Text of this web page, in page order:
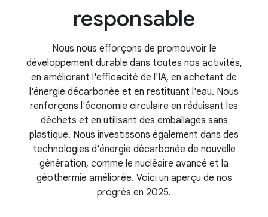
responsable
Nous nous efforçons de promouvoir le
développement durable dans toutes nos activités,
en améliorant l'efficacité de l'IA, en achetant de
l'énergie décarbonée et en restituant l'eau. Nous
renforçons l'économie circulaire en réduisant les
déchets et en utilisant des emballages sans
plastique. Nous investissons également dans des
technologies d'énergie décarbonée de nouvelle
génération, comme le nucléaire avancé et la
géothermie améliorée. Voici un aperçu de nos
progrès en 2025.